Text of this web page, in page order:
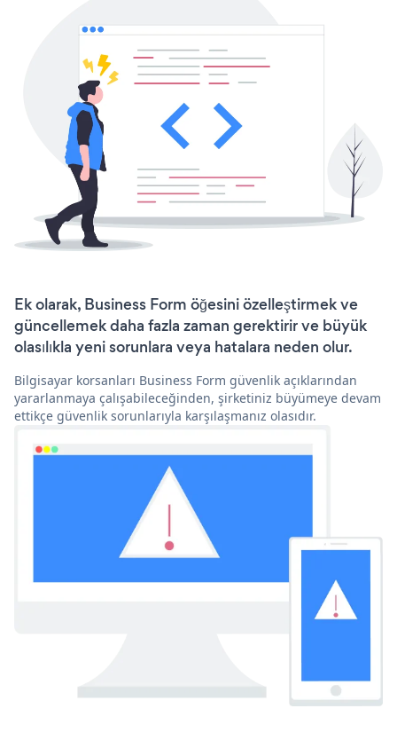
Ek olarak, Business Form öğesini özelleştirmek ve
güncellemek daha fazla zaman gerektirir ve büyük
olasılıkla yeni sorunlara veya hatalara neden olur.
Bilgisayar korsanları Business Form güvenlik açıklarından
yararlanmaya çalışabileceğinden, şirketiniz büyümeye devam
ettikçe güvenlik sorunlarıyla karşılaşmanız olasıdır.